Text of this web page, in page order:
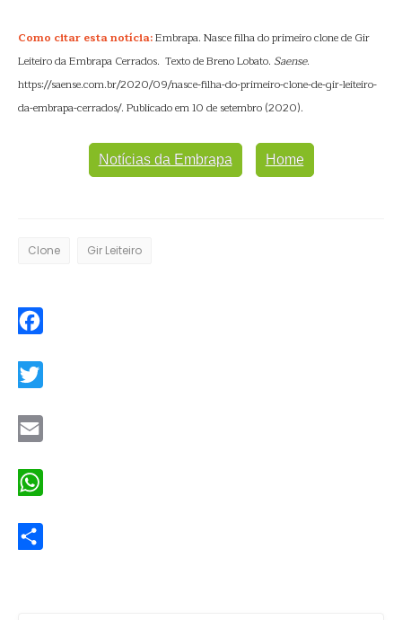
Como citar esta notícia:Embrapa. Nasce filha do primeiro clone de Gir
Leiteiro da Embrapa Cerrados. Texto de Breno Lobato. Saense.
https://saense.com.br/2020/09/nasce-filha-do-primeiro-clone-de-gir-leiteiro-
da-embrapa-cerrados/. Publicado em 10 de setembro (2020).
Notícias da Embrapa Home
Clone Gir Leiteiro